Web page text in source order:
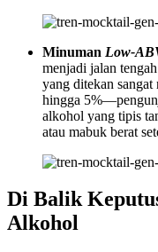
Minuman Low-
menjadi jalan
yang ditekan
hingga
alkohol yang tipis
atau mabuk berat
Di Balik
Alkohol